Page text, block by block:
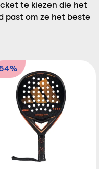
te kiezen die het
past om ze het beste